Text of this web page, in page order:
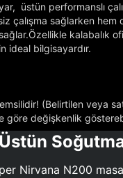
üstün performanslı
çalışma sağlarken hem
kalabalık
ideal bilgisayardır.
(Belirtilen veya
göre değişkenlik
Üstün
Nirvana N200